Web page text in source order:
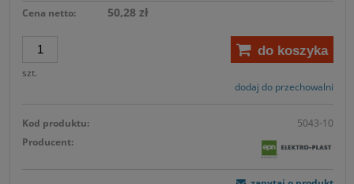
Cena netto: 50,28 zł
szt.
do koszyka
dodaj do przechowalni
Kod produktu:
5043-10
Producent: